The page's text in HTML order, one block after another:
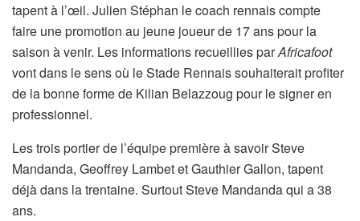
tapent à l’œil. Julien Stéphan le coach rennais compte
faire une promotion au jeune joueur de 17 ans pour la
saison à venir. Les informations recueillies parAfricafoot
vont dans le sens où le Stade Rennais souhaiterait profiter
de la bonne forme de Kilian Belazzoug pour le signer en
professionnel.
Les trois portier de l’équipe première à savoir Steve
Mandanda, Geoffrey Lambet et Gauthier Gallon, tapent
déjà dans la trentaine. Surtout Steve Mandanda qui a 38
ans.